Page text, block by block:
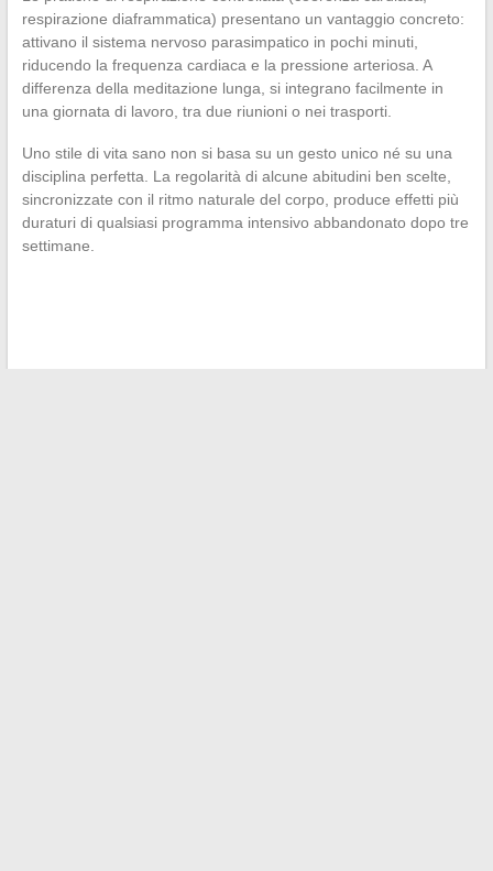
respirazione diaframmatica) presentano un vantaggio concreto:
attivano il sistema nervoso parasimpatico in pochi minuti,
riducendo la frequenza cardiaca e la pressione arteriosa. A
differenza della meditazione lunga, si integrano facilmente in
una giornata di lavoro, tra due riunioni o nei trasporti.
Uno stile di vita sano non si basa su un gesto unico né su una
disciplina perfetta. La regolarità di alcune abitudini ben scelte,
sincronizzate con il ritmo naturale del corpo, produce effetti più
duraturi di qualsiasi programma intensivo abbandonato dopo tre
settimane.